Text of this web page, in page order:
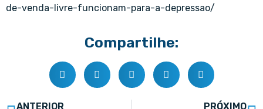
de-venda-livre-funcionam-para-a-depressao/
Compartilhe:
ANTERIOR PRÓXIMO